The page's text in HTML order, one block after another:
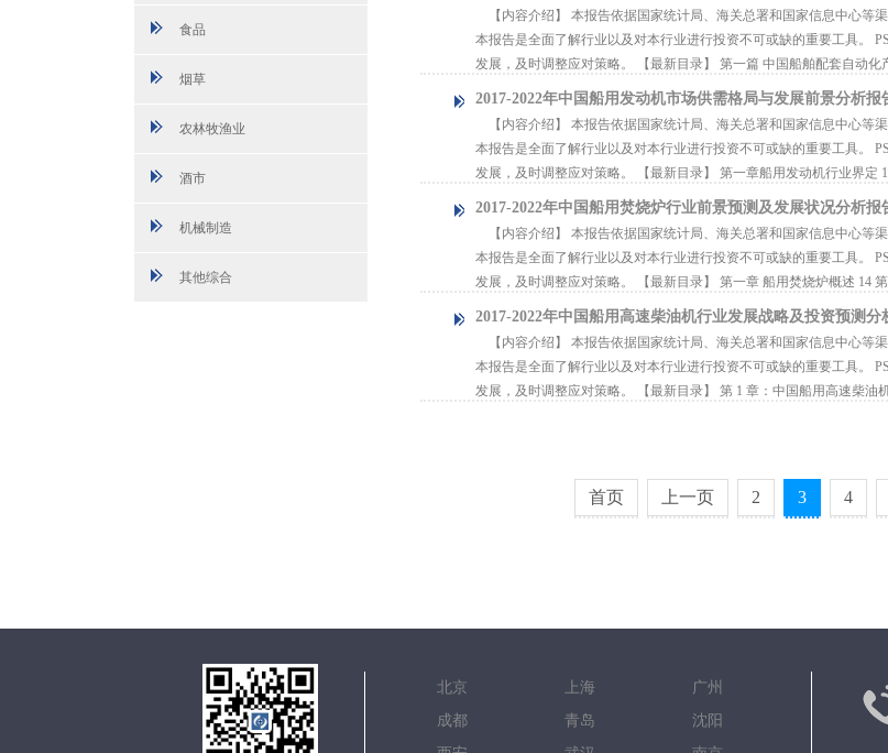
食品
烟草
农林牧渔业
酒市
机械制造
其他综合
【内容介绍】 本报告依据国家统计局、海关总署和国家信息中心等
本报告是全面了解行业以及对本行业进行投资不可或缺的重要工具。
发展，及时调整应对策略。 【最新目录】 第一篇 中国船舶配套自动化
2017-2022年中国船用发动机市场供需格局与发展前景分析报
【内容介绍】 本报告依据国家统计局、海关总署和国家信息中心等
本报告是全面了解行业以及对本行业进行投资不可或缺的重要工具。
发展，及时调整应对策略。 【最新目录】 第一章船用发动机行业界定
2017-2022年中国船用焚烧炉行业前景预测及发展状况分析报
【内容介绍】 本报告依据国家统计局、海关总署和国家信息中心等
本报告是全面了解行业以及对本行业进行投资不可或缺的重要工具。
发展，及时调整应对策略。 【最新目录】 第一章 船用焚烧炉概述 14
2017-2022年中国船用高速柴油机行业发展战略及投资预测分
【内容介绍】 本报告依据国家统计局、海关总署和国家信息中心等
本报告是全面了解行业以及对本行业进行投资不可或缺的重要工具。
发展，及时调整应对策略。 【最新目录】 第 1 章：中国船用高速柴油
首页 上一页 2 3 4
北京 上海 广州
成都 青岛 沈阳